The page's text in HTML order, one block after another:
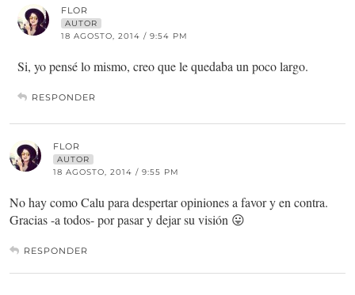
FLOR
AUTOR
18 AGOSTO, 2014 / 9:54 PM
Si, yo pensé lo mismo, creo que le quedaba un poco largo.
RESPONDER
FLOR
AUTOR
18 AGOSTO, 2014 / 9:55 PM
No hay como Calu para despertar opiniones a favor y en contra.
Gracias -a todos- por pasar y dejar su visión 😛
RESPONDER